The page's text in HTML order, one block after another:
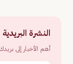
النشرة البريدية
أهم الأخبار إلى